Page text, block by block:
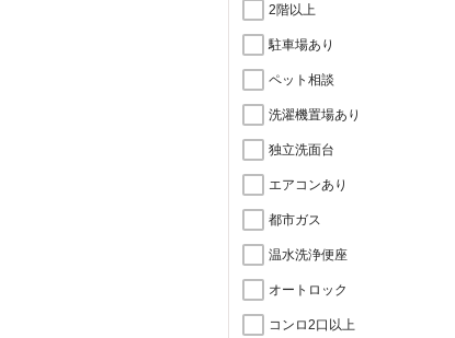
2階以上
駐車場あり
ペット相談
洗濯機置場あり
独立洗面台
エアコンあり
都市ガス
温水洗浄便座
オートロック
コンロ2口以上